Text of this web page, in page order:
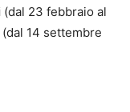
(dal 23 febbraio al
(dal 14 settembre